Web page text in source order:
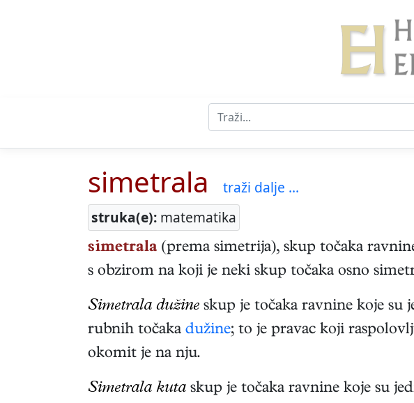
simetrala
traži dalje ...
struka(e): matematika
simetrala (prema simetrija), skup točaka
s obzirom na koji je neki skup točaka osno
Simetrala dužine skup je točaka ravnine koje su
rubnih točaka dužine; to je pravac koji
okomit je na nju.
Simetrala kuta skup je točaka ravnine koje su